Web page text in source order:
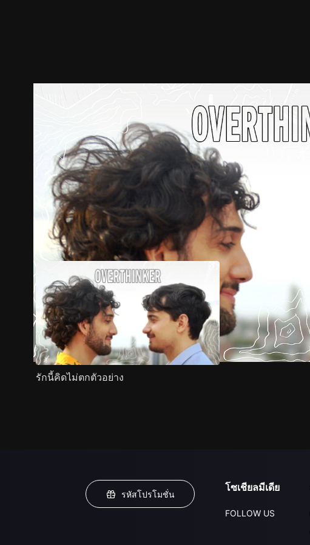
ตัวอย่าง ภาพนิ่ง เนื้อหาที่แนะนำ รายละเอียด
รักนี้คิดไม่ตกตัวอย่าง
รหัสโปรโมชั่น
โซเชียลมีเดีย
FOLLOW US